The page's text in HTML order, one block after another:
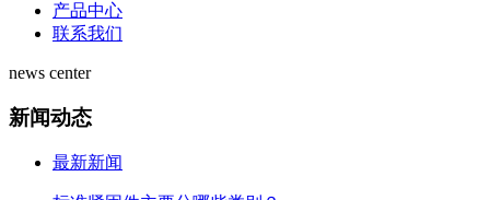
产品中心
联系我们
news center
新闻动态
最新新闻